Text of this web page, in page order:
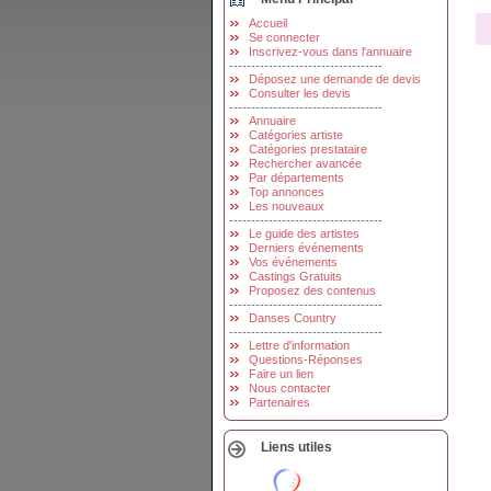
Accueil
Se connecter
Inscrivez-vous dans l'annuaire
-----------------------------------
Déposez une demande de devis
Consulter les devis
-----------------------------------
Annuaire
Catégories artiste
Catégories prestataire
Rechercher avancée
Par départements
Top annonces
Les nouveaux
-----------------------------------
Le guide des artistes
Derniers événements
Vos événements
Castings Gratuits
Proposez des contenus
-----------------------------------
Danses Country
-----------------------------------
Lettre d'information
Questions-Réponses
Faire un lien
Nous contacter
Partenaires
Liens utiles